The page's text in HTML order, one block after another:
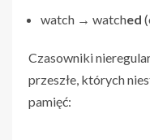
watch → watched
Czasowniki
przeszłe, których
pamięć: